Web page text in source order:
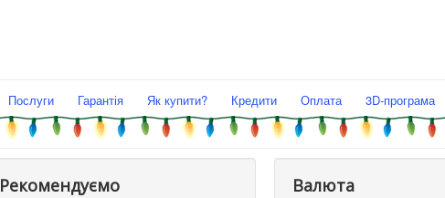
Послуги Гарантія Як купити? Кредити Оплата 3D-програма
Рекомендуємо Валюта